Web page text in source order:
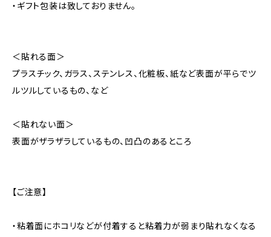
・ギフト包装は致しておりません。
＜貼れる面＞
プラスチック、ガラス、ステンレス、化粧板、紙など表面が平らでツ
ルツルしているもの、など
＜貼れない面＞
表面がザラザラしているもの、凹凸のあるところ
【ご注意】
・粘着面にホコリなどが付着すると粘着力が弱まり貼れなくなる